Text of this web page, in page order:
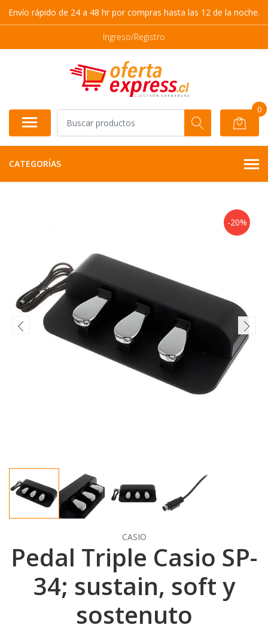
Envío rápido de 24 a 48 hr por compras hasta las 12 de la noche.
Ingreso/Registro
0
CATEGORÍAS
-20%
CASIO
Pedal Triple Casio SP-
34; sustain, soft y
sostenuto